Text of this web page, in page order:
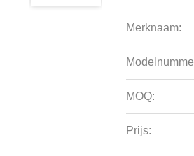
Merknaam:
MOQ:
Prijs: